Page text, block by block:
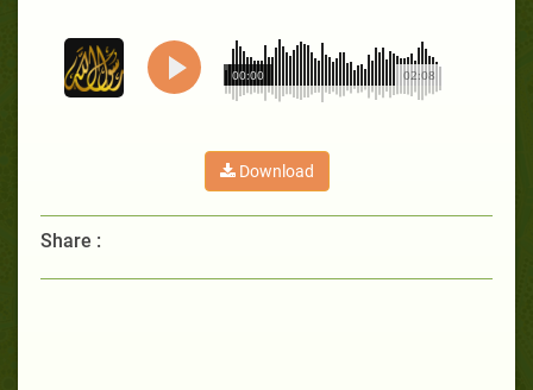
02:08
00:00
Download
Share :